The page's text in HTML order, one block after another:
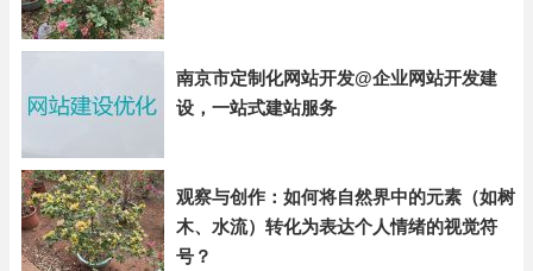
南京市定制化网站开发@企业网站开发建
设，一站式建站服务
观察与创作：如何将自然界中的元素（如树
木、水流）转化为表达个人情绪的视觉符
号？